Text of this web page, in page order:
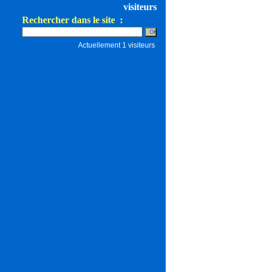
visiteurs
Rechercher dans le site :
Actuellement 1 visiteurs